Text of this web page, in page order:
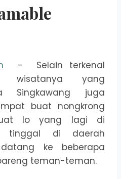
– Selain terkenal
wisatanya yang
Singkawang juga
buat nongkrong
lo yang lagi di
tinggal di daerah
ke beberapa
teman-teman.